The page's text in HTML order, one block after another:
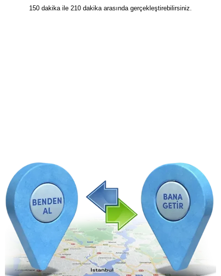
150 dakika ile 210 dakika arasında gerçekleştirebilirsiniz.